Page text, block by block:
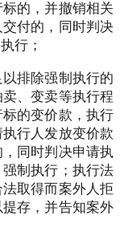
的，并撤销相关
付的，同时判决
行；
排除强制执行的
、变卖等执行程
的变价款，执行
行人发放变价款
同时判决申请执
制执行；执行法
取得而案外人拒
存，并告知案外